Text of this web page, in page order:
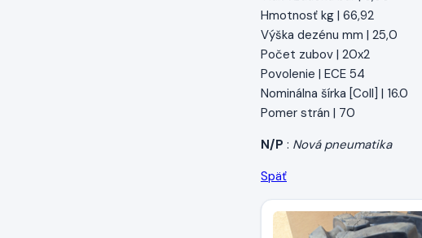
Hmotnosť kg | 66,92
Výška dezénu mm | 25,0
Počet zubov | 20x2
Povolenie | ECE 54
Nominálna šírka [Coll] | 16.0
Pomer strán | 70
N/P : Nová pneumatika
Späť